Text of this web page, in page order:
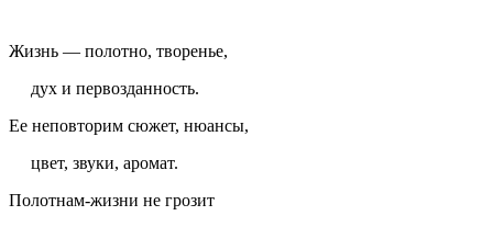
Жизнь — полотно, творенье,
дух и первозданность.
Ее неповторим сюжет, нюансы,
цвет, звуки, аромат.
Полотнам-жизни не грозит